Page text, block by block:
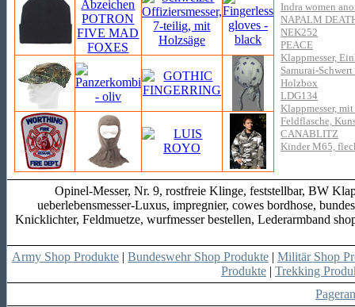
Indra women
NAPALM
NEK252
PEACE
Klappmesser,
Samurai-
Holzbox
LDG134
Klappmesser,
Feldflasche,
CANABLITZ
Kinder M65,
Opinel-Messer, Nr. 9, rostfreie Klinge, feststellbar, BW
ueberlebensmesser-Luxus, impregnier, cowes bordhose,
Knicklichter, Feldmuetze, wurfmesser bestellen, Lederarmband
Army Shop Produkte | Bundeswehr Shop Produkte | Militär Shop
Produkte | Trekking